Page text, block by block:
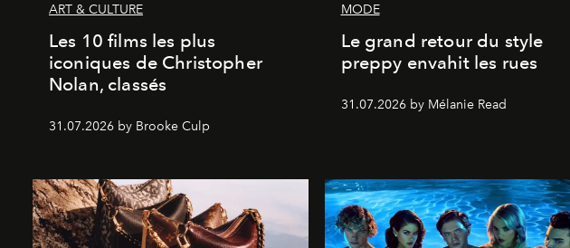
ART & CULTURE
Les 10 films les plus
iconiques de Christopher
Nolan, classés
31.07.2026 by Brooke Culp
MODE
Le grand retour du style
preppy envahit les rues
31.07.2026 by Mélanie Read